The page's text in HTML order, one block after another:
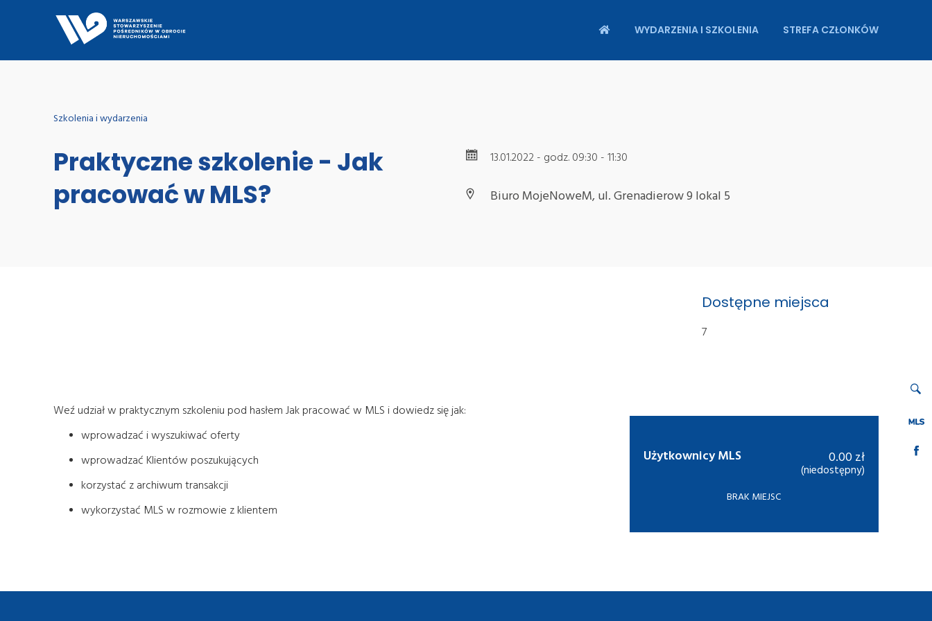
WYDARZENIA I SZKOLENIA STREFA CZŁONKÓW
Szkolenia i wydarzenia
Praktyczne szkolenie - Jak
pracować w MLS?
13.01.2022 - godz. 09:30 - 11:30
Biuro MojeNoweM, ul. Grenadierow 9 lokal 5
Dostępne miejsca
7
Użytkownicy MLS 0.00 zł
(niedostępny)
BRAK MIEJSC
Weź udział w praktycznym szkoleniu pod hasłem Jak pracować w MLS i dowiedz się jak:
wprowadzać i wyszukiwać oferty
wprowadzać Klientów poszukujących
korzystać z archiwum transakcji
wykorzystać MLS w rozmowie z klientem